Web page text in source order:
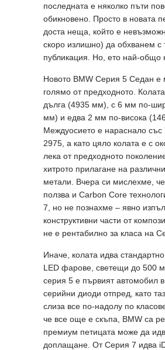
последната е няколко пъти
обикновено. Просто в новата
доста неща, който е
скоро излишно) да обхванем с
публикация. Но, ето най-общо
Новото BMW Серия 5 Седан е
голямо от предходното.
дълга (4935 мм), с 6 мм по-
мм) и едва 2 мм по-висока
Междуосието е нараснало
2975, а като цяло колата е с
лека от предходното
хитрото прилагане на
метали. Вчера си мислехме,
ползва и Carbon Core
7, но не познахме – явно
конструктивни части от
не е рентабилно за класа на
Иначе, колата идва
LED фарове, светещи до 500
серия 5 е първият автомобил
серийни диоди отпред, като
слиза все по-надолу по
че все още е скъпа, BMW са
премиум петицата може да
доплащане. От Серия 7 идва